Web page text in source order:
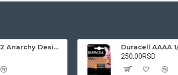
Zippo 49662 Anarchy Design upaljač
250,00RSD